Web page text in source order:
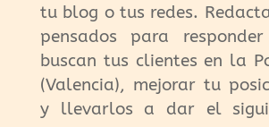
tu blog o tus redes.
pensados para
buscan tus clientes en la
(Valencia), mejorar tu
y llevarlos a dar el